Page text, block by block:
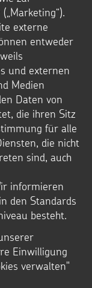
externe
entweder
und externen
Medien
Daten von
die ihren Sitz
für alle
die nicht
sind, auch
informieren
den Standards
besteht.
Einwilligung
verwalten"